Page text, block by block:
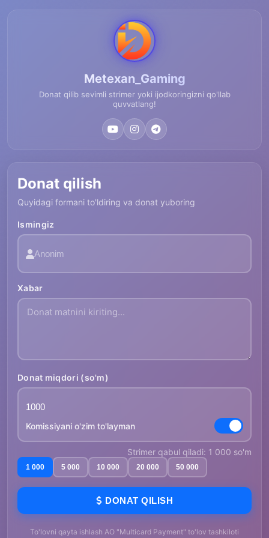
Metexan_Gaming
Donat qilib sevimli strimer yoki ijodkoringizni qo'llab
quvvatlang!
Donat qilish
Quyidagi formani to'ldiring va donat yuboring
Ismingiz
Xabar
Donat miqdori (so'm)
Komissiyani o'zim to'layman
Strimer qabul qiladi: 1 000 so'm
1 000 5 000 10 000 20 000 50 000
DONAT QILISH
To'lovni qayta ishlash AO "Multicard Payment" to'lov tashkiloti